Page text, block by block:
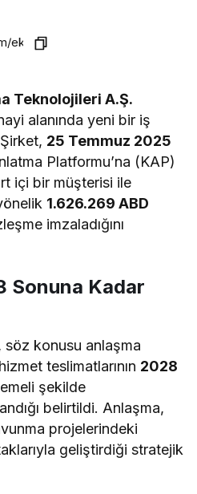
Teknolojileri A.Ş.
alanında yeni bir iş
25 Temmuz 2025
Platformu’na (KAP)
içi bir müşterisi ile
1.626.269 ABD
imzaladığını
Sonuna Kadar
söz konusu anlaşma
teslimatlarının 2028
şekilde
belirtildi. Anlaşma,
projelerindeki
geliştirdiği stratejik